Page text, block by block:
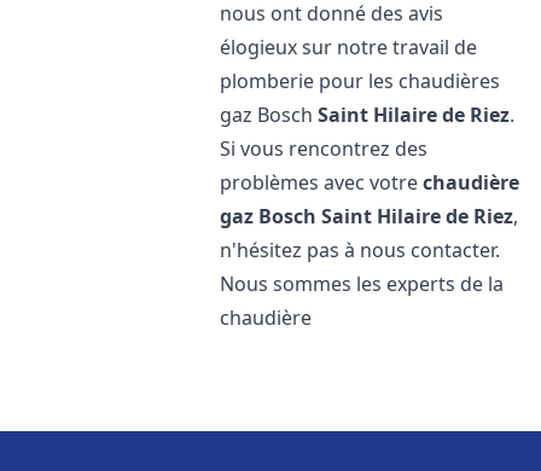
nous ont donné des avis
élogieux sur notre travail de
plomberie pour les chaudières
gaz BoschSaint Hilaire de Riez.
Si vous rencontrez des
problèmes avec votrechaudière
gaz Bosch Saint Hilaire de Riez,
n'hésitez pas à nous contacter.
Nous sommes les experts de la
chaudière